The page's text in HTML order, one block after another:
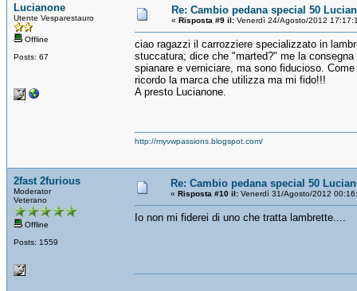
Lucianone
Utente Vesparestauro
Offline
Posts: 67
Re: Cambio pedana special 50
« Risposta #9 il: Venerdì 24/Agosto/2012
ciao ragazzi il carrozziere specializzato in
stuccatura; dice che "marted?" me la
spianare e verniciare, ma sono fiducioso.
ricordo la marca che utilizza ma mi fido!!!
A presto Lucianone.
http://myvwpassions.blogspot.com/
2fast 2furious
Moderator
Veterano
Offline
Posts: 1559
Re: Cambio pedana special 50
« Risposta #10 il: Venerdì 31/Agosto/2012
Io non mi fiderei di uno che tratta lambrette....